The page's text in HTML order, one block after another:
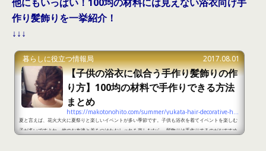
作り髪飾りを一挙紹介！
↓↓↓
暮らしに役立つ情報局 2017.08.01
【子供の浴衣に似合う手作り髪飾りの作
り方】100均の材料で手作りできる方法
まとめ
https://makotonohito.com/summer/yukata-hair-decorative-handmade-100yen-material
夏と言えば、花火大火に夏祭りと楽しいイベントが多い季節です。子供も浴衣を着てイベントを楽しむ
子が多いですよね。他のお友達と差をつけたおしゃれを楽しむなら、髪飾りは手作りするのがおすすめ